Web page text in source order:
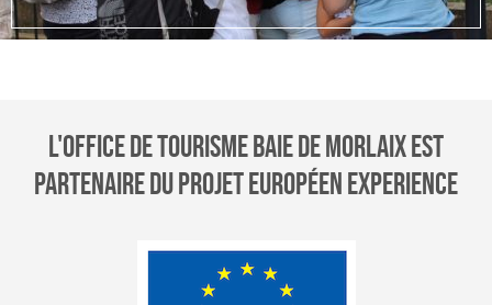
us
L'OFFICE DE TOURISME BAIE DE MORLAIX EST
PARTENAIRE DU PROJET EUROPÉEN EXPERIENCE